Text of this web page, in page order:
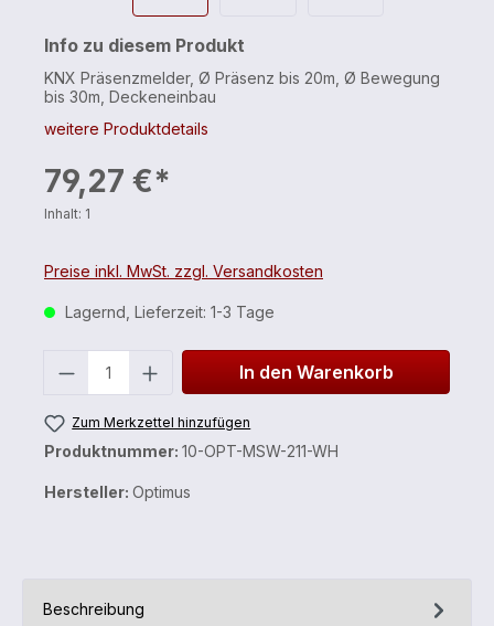
Info zu diesem Produkt
KNX Präsenzmelder, Ø Präsenz bis 20m, Ø Bewegung
bis 30m, Deckeneinbau
weitere Produktdetails
79,27 €*
Inhalt: 1
Preise inkl. MwSt. zzgl. Versandkosten
Lagernd, Lieferzeit: 1-3 Tage
In den Warenkorb
Zum Merkzettel hinzufügen
Produktnummer: 10-OPT-MSW-211-WH
Hersteller: Optimus
Beschreibung